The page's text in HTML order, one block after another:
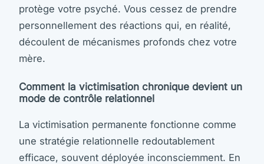
protège votre psyché. Vous cessez de prendre
personnellement des réactions qui, en réalité,
découlent de mécanismes profonds chez votre
mère.
Comment la victimisation chronique devient un
mode de contrôle relationnel
La victimisation permanente fonctionne comme
une stratégie relationnelle redoutablement
efficace, souvent déployée inconsciemment. En